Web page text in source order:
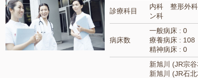
診療科目
内科 整形外
ン科
病床数
一般病床 : 0
療養病床 : 108
精神病床 : 0
新旭川 (JR宗
新旭川 (JR石